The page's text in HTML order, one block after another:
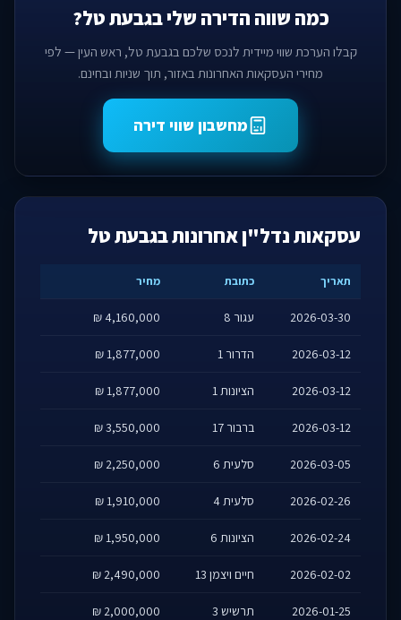
כמה שווה הדירה שלי בגבעת טל?
קבלו הערכת שווי מיידית לנכס שלכם בגבעת טל, ראש העין — לפי
מחירי העסקאות האחרונות באזור, תוך שניות ובחינם.
מחשבון שווי דירה
עסקאות נדל"ן אחרונות בגבעת טל
תאריך כתובת מחיר
2026-03-30 עגור 8 4,160,000 ₪
2026-03-12 הדרור 1 1,877,000 ₪
2026-03-12 הציונות 1 1,877,000 ₪
2026-03-12 ברבור 17 3,550,000 ₪
2026-03-05 סלעית 6 2,250,000 ₪
2026-02-26 סלעית 4 1,910,000 ₪
2026-02-24 הציונות 6 1,950,000 ₪
2026-02-02 חיים ויצמן 13 2,490,000 ₪
2026-01-25 תרשיש 3 2,000,000 ₪